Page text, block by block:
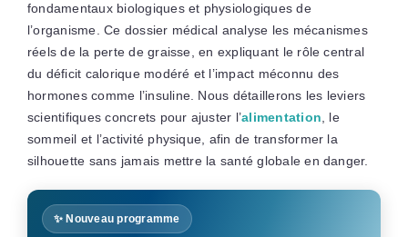
fondamentaux biologiques et physiologiques de
l’organisme. Ce dossier médical analyse les mécanismes
réels de la perte de graisse, en expliquant le rôle central
du déficit calorique modéré et l’impact méconnu des
hormones comme l’insuline. Nous détaillerons les leviers
scientifiques concrets pour ajuster l’alimentation , le
sommeil et l’activité physique, afin de transformer la
silhouette sans jamais mettre la santé globale en danger.
✨ Nouveau programme